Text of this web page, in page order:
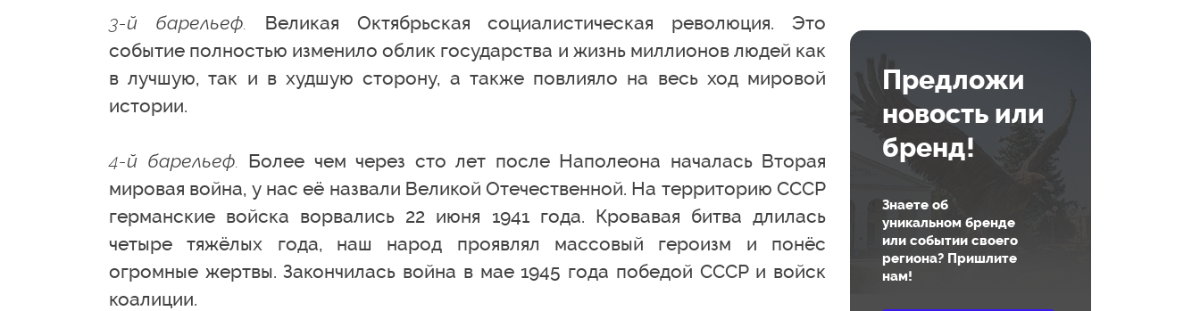
3-й барельеф. Великая Октябрьская социалистическая революция. Это
событие полностью изменило облик государства и жизнь миллионов людей как
в лучшую, так и в худшую сторону, а также повлияло на весь ход мировой
истории.
4-й барельеф. Более чем через сто лет после Наполеона началась Вторая
мировая война, у нас её назвали Великой Отечественной. На территорию СССР
германские войска ворвались 22 июня 1941 года. Кровавая битва длилась
четыре тяжёлых года, наш народ проявлял массовый героизм и понёс
огромные жертвы. Закончилась война в мае 1945 года победой СССР и войск
коалиции.
Предложи
новость или
бренд!
Знаете об
уникальном бренде
или событии своего
региона? Пришлите
нам!